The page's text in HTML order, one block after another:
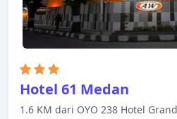
menyegarkan diri.
Hotel 61 Medan
1.6 KM dari OYO 238 Hotel